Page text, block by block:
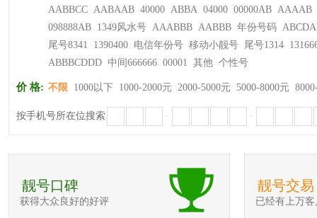
AABBCC AABAAB 40000 ABBA 04000 00000AB AAAAB
098888AB 1349风水号 AAABBB AABBB 年份号码
尾号8341
1390400 电信年份号 移动小靓号 尾号1314
ABBBCDDD 中间666666 00001 其他 个性号
价 格: 不限 1000以下 1000-2000元 2000-5000元 5000-8000元
按手机号所在位搜索 - -
靓号口碑
获得大众良好的好评
靓号交易
已经有上万